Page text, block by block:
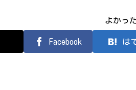
よかっ
Facebook は